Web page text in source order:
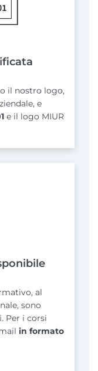
il nostro logo,
e
e il logo MIUR
al
sono
Per i corsi
in formato